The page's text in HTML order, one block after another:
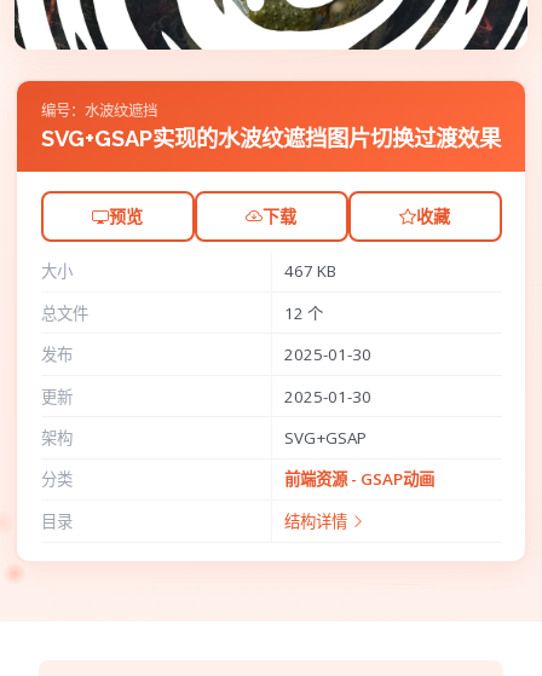
编号：水波纹遮挡
SVG+GSAP实现的水波纹遮挡图片切换过渡效果
预览 下载 收藏
大小
467 KB
总文件
12 个
发布
2025-01-30
更新
2025-01-30
架构
SVG+GSAP
分类
前端资源 - GSAP动画
目录
结构详情